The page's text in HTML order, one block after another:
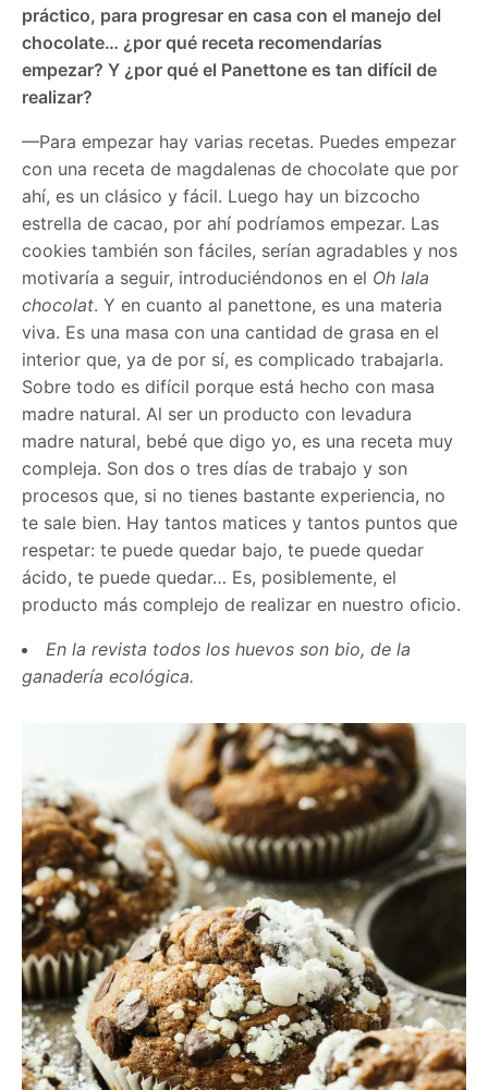
práctico, para progresar en casa con el manejo del
chocolate… ¿por qué receta recomendarías
empezar? Y ¿por qué el Panettone es tan difícil de
realizar?
—Para empezar hay varias recetas. Puedes empezar
con una receta de magdalenas de chocolate que por
ahí, es un clásico y fácil. Luego hay un bizcocho
estrella de cacao, por ahí podríamos empezar. Las
cookies también son fáciles, serían agradables y nos
motivaría a seguir, introduciéndonos en el Oh lala
chocolat. Y en cuanto al panettone, es una materia
viva. Es una masa con una cantidad de grasa en el
interior que, ya de por sí, es complicado trabajarla.
Sobre todo es difícil porque está hecho con masa
madre natural. Al ser un producto con levadura
madre natural, bebé que digo yo, es una receta muy
compleja. Son dos o tres días de trabajo y son
procesos que, si no tienes bastante experiencia, no
te sale bien. Hay tantos matices y tantos puntos que
respetar: te puede quedar bajo, te puede quedar
ácido, te puede quedar… Es, posiblemente, el
producto más complejo de realizar en nuestro oficio.
En la revista todos los huevos son bio, de la
ganadería ecológica.